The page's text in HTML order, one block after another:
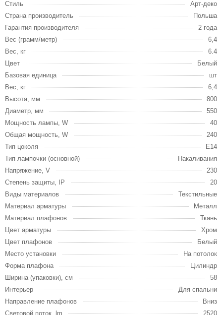
Стиль
Арт-деко
Страна производитель
Польша
Гарантия производителя
2 года
Вес (грамм/метр)
6,4
Вес, кг
6.4
Цвет
Белый
Базовая единица
шт
Вес, кг
6,4
Высота, мм
800
Диаметр, мм
550
Мощность лампы, W
40
Общая мощность, W
240
Тип цоколя
E14
Тип лампочки (основной)
Накаливания
Напряжение, V
230
Степень защиты, IP
20
Виды материалов
Текстильные
Материал арматуры
Металл
Материал плафонов
Ткань
Цвет арматуры
Хром
Цвет плафонов
Белый
Место установки
На потолок
Форма плафона
Цилиндр
Ширина (упаковки), см
58
Интерьер
Для спальни
Направление плафонов
Вниз
Световой поток, lm
2520